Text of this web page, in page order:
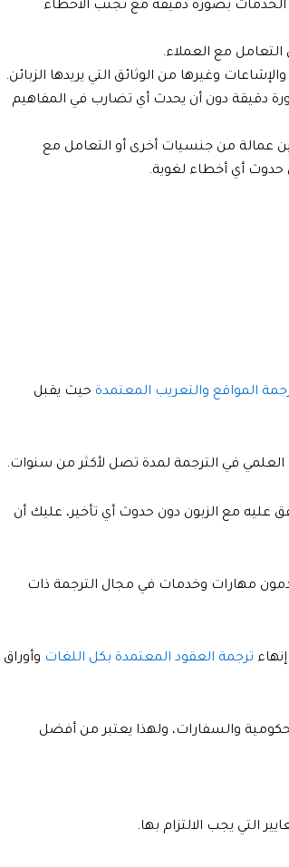
الخدمات بصورة دقيقة مع تجنب الأخطاء
مع العملاء.
وغيرها من الوثائق التي يريدها الزبائن.
دقيقة دون أن يحدث أي تضارب في المفاهيم
عمالة من جنسيات أخرى أو التعامل مع
حدوث أي أخطاء لغوية.
المواقع والتعريب المعتمدة حيث يقبل
في الترجمة لمدة تصل لأكثر من سنوات.
عليه مع الزبون دون حدوث أي تأخير، عليك أن
مهارات وخدمات في مجال الترجمة ذات
ترجمة العقود المعتمدة بكل اللغات وأوراق
والسفارات، ولهذا يعتبر من أفضل
التي يجب الالتزام بها.